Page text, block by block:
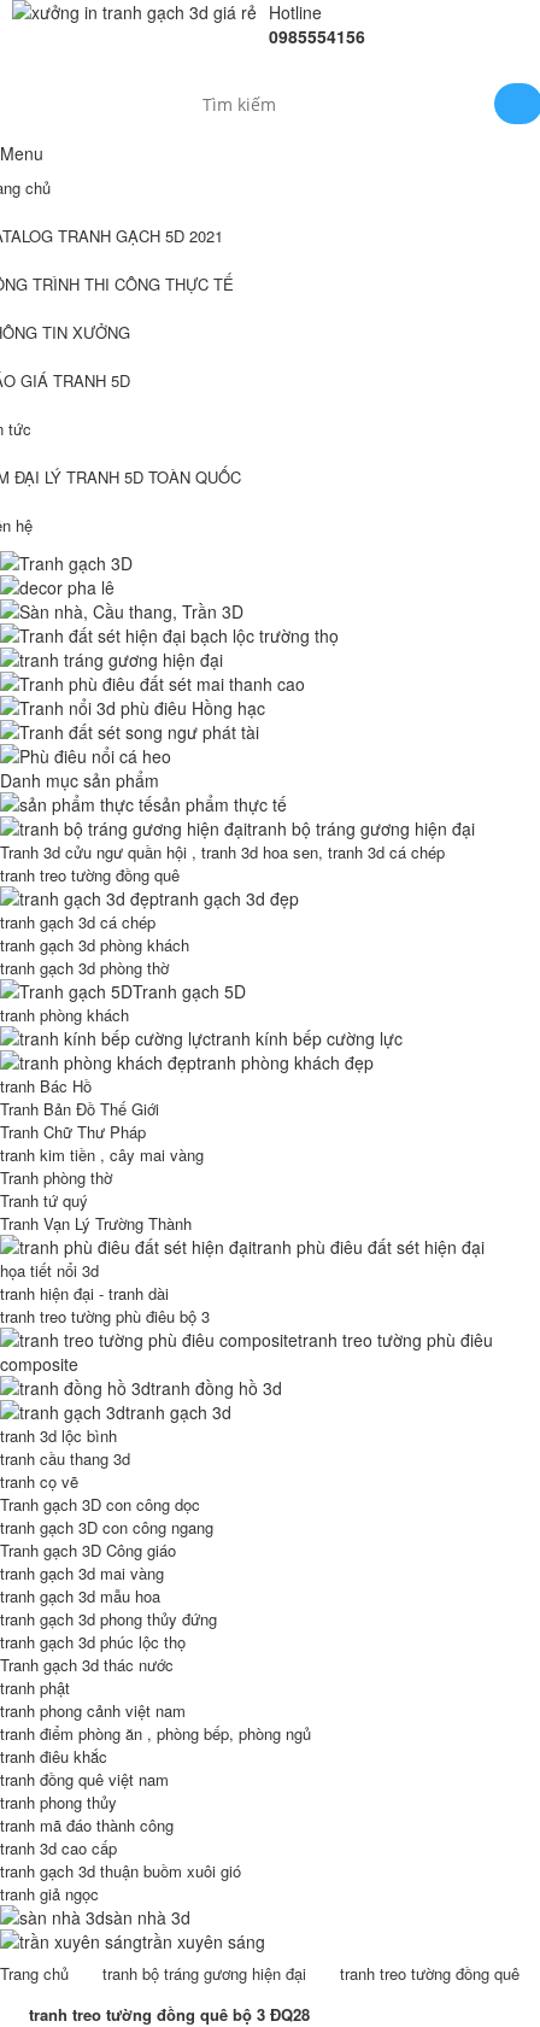
Hotline
0985554156
Menu
chủ
TRANH GẠCH 5D 2021
TRÌNH THI CÔNG THỰC TẾ
TIN XƯỞNG
GIÁ TRANH 5D
tức
ĐẠI LÝ TRANH 5D TOÀN QUỐC
hệ
Danh mục sản phẩm
sản phẩm thực tế
tranh bộ tráng gương hiện đại
Tranh 3d cửu ngư quần hội , tranh 3d hoa sen, tranh 3d cá chép
tranh treo tường đồng quê
tranh gạch 3d đẹp
tranh gạch 3d cá chép
tranh gạch 3d phòng khách
tranh gạch 3d phòng thờ
Tranh gạch 5D
tranh phòng khách
tranh kính bếp cường lực
tranh phòng khách đẹp
tranh Bác Hồ
Tranh Bản Đồ Thế Giới
Tranh Chữ Thư Pháp
tranh kim tiền , cây mai vàng
Tranh phòng thờ
Tranh tứ quý
Tranh Vạn Lý Trường Thành
tranh phù điêu đất sét hiện đại
họa tiết nổi 3d
tranh hiện đại - tranh dài
tranh treo tường phù điêu bộ 3
tranh treo tường phù điêu
composite
tranh đồng hồ 3d
tranh gạch 3d
tranh 3d lộc bình
tranh cầu thang 3d
tranh cọ vẽ
Tranh gạch 3D con công dọc
tranh gạch 3D con công ngang
Tranh gạch 3D Công giáo
tranh gạch 3d mai vàng
tranh gạch 3d mẫu hoa
tranh gạch 3d phong thủy đứng
tranh gạch 3d phúc lộc thọ
Tranh gạch 3d thác nước
tranh phật
tranh phong cảnh việt nam
tranh điểm phòng ăn , phòng bếp, phòng ngủ
tranh điêu khắc
tranh đồng quê việt nam
tranh phong thủy
tranh mã đáo thành công
tranh 3d cao cấp
tranh gạch 3d thuận buồm xuôi gió
tranh giả ngọc
sàn nhà 3d
trần xuyên sáng
Trang chủ tranh bộ tráng gương hiện đại
tranh treo tường đồng quê
tranh treo tường đồng quê bộ 3 ĐQ28